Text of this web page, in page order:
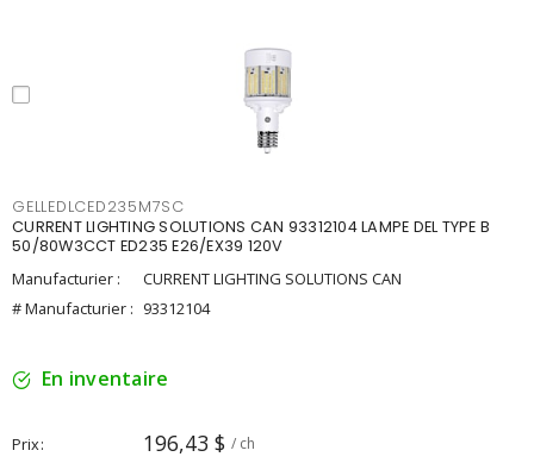
GELLEDLCED235M7SC
CURRENT LIGHTING SOLUTIONS CAN 93312104 LAMPE DEL TYPE B
50/80W3CCT ED235 E26/EX39 120V
Manufacturier :
CURRENT LIGHTING SOLUTIONS CAN
# Manufacturier : 93312104
En inventaire
Prix 196,43 $ / ch